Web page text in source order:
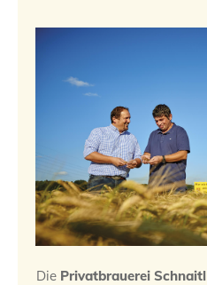
Die Privatbrauerei Schnaitl